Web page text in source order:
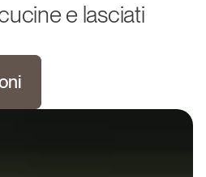
e lasciati